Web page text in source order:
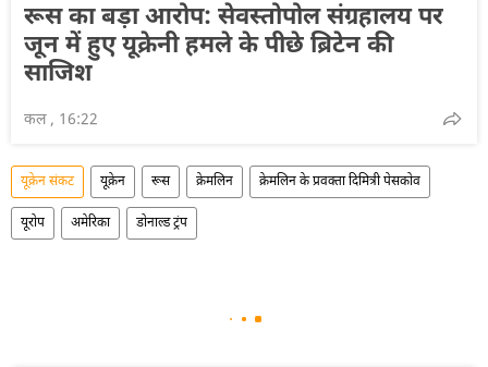
रूस का बड़ा आरोप: सेवस्तोपोल संग्रहालय पर
जून में हुए यूक्रेनी हमले के पीछे ब्रिटेन की
साजिश
कल , 16:22
यूक्रेन संकट यूक्रेन रूस क्रेमलिन क्रेमलिन के प्रवक्ता दिमित्री पेसकोव
यूरोप अमेरिका डोनाल्ड ट्रंप